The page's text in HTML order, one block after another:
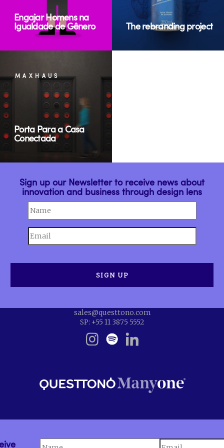
Engajar Homens na
Igualdade de Gênero The rebranding project
MAXHAUS
Porta Para a Casa
Conectada
Sign up our Newsletter to receive news about
innovation and business through design lens
sales@questtono.com
SP: +55 11 3875 5552